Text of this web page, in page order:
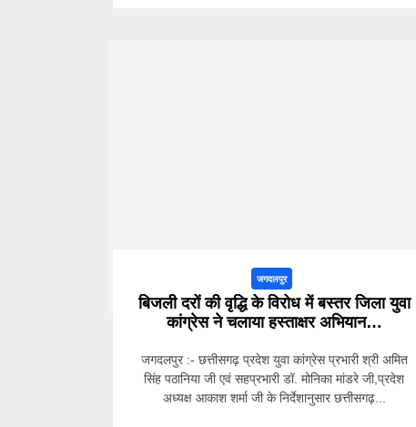
जगदलपुर
बिजली दरों की वृद्धि के विरोध में बस्तर जिला युवा
कांग्रेस ने चलाया हस्ताक्षर अभियान…
जगदलपुर :- छत्तीसगढ़ प्रदेश युवा कांग्रेस प्रभारी श्री अमित
सिंह पठानिया जी एवं सहप्रभारी डॉ. मोनिका मांडरे जी,प्रदेश
अध्यक्ष आकाश शर्मा जी के निर्देशानुसार छत्तीसगढ़...